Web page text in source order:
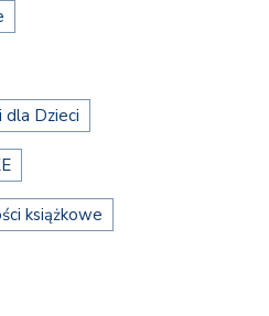
dla Dzieci
książkowe